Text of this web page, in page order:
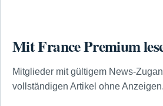
Mit France Premium
Mitglieder mit gültigem News-
vollständigen Artikel ohne Anzeigen.